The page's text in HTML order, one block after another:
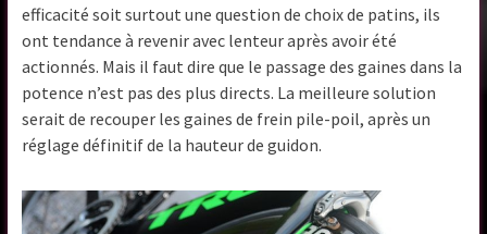
efficacité soit surtout une question de choix de patins, ils
ont tendance à revenir avec lenteur après avoir été
actionnés. Mais il faut dire que le passage des gaines dans la
potence n’est pas des plus directs. La meilleure solution
serait de recouper les gaines de frein pile-poil, après un
réglage définitif de la hauteur de guidon.